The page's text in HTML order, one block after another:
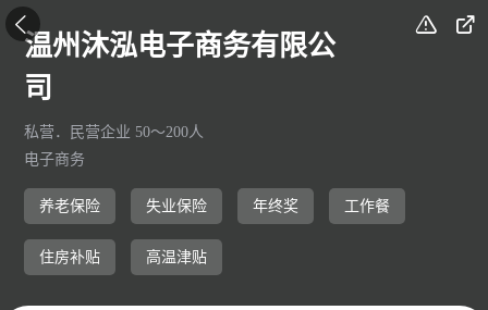
 

温州沐泓电子商务有限公
司
私营．民营企业 50～200人
电子商务
养老保险 失业保险 年终奖 工作餐
住房补贴 高温津贴